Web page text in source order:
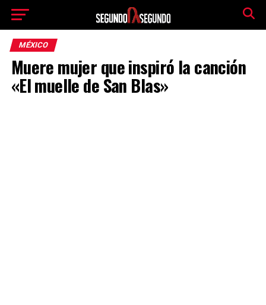
MÉXICO
Muere mujer que inspiró la canción
«El muelle de San Blas»